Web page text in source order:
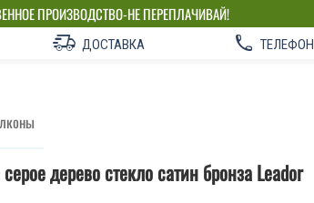
ПРОИЗВОДСТВО-НЕ ПЕРЕПЛАЧИВАЙ!
ДОСТАВКА ТЕЛЕФОН
дерево стекло сатин бронза Leador